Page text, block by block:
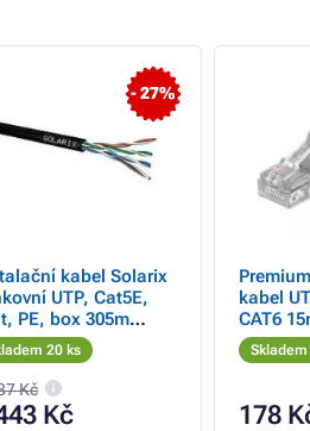
- 27%
kabel Solarix
UTP, Cat5E,
PE, box 305m
5E-UTP-PE
20 ks
Kč
Kč
kabel
CAT6
Skladem
178